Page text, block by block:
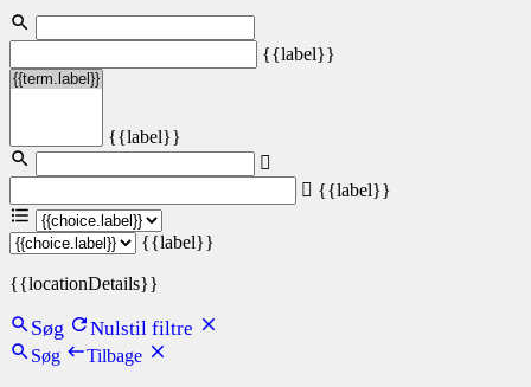
{{label}}
{{label}}
{{label}}
{{label}}
{{locationDetails}}
Søg Nulstil filtre
Søg Tilbage